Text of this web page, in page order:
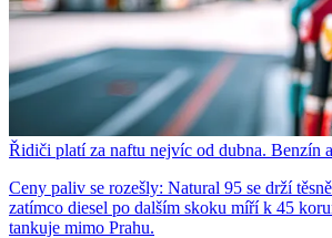
Řidiči platí za naftu nejvíc od dubna. Benzín
Ceny paliv se rozešly: Natural 95 se drží
zatímco diesel po dalším skoku míří k 45
tankuje mimo Prahu.